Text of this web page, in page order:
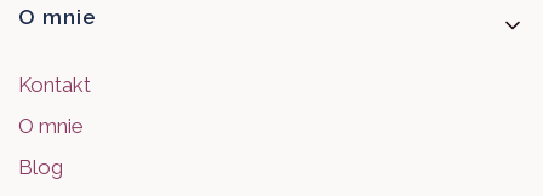
Linki w stopce
O mnie
Kontakt
O mnie
Blog